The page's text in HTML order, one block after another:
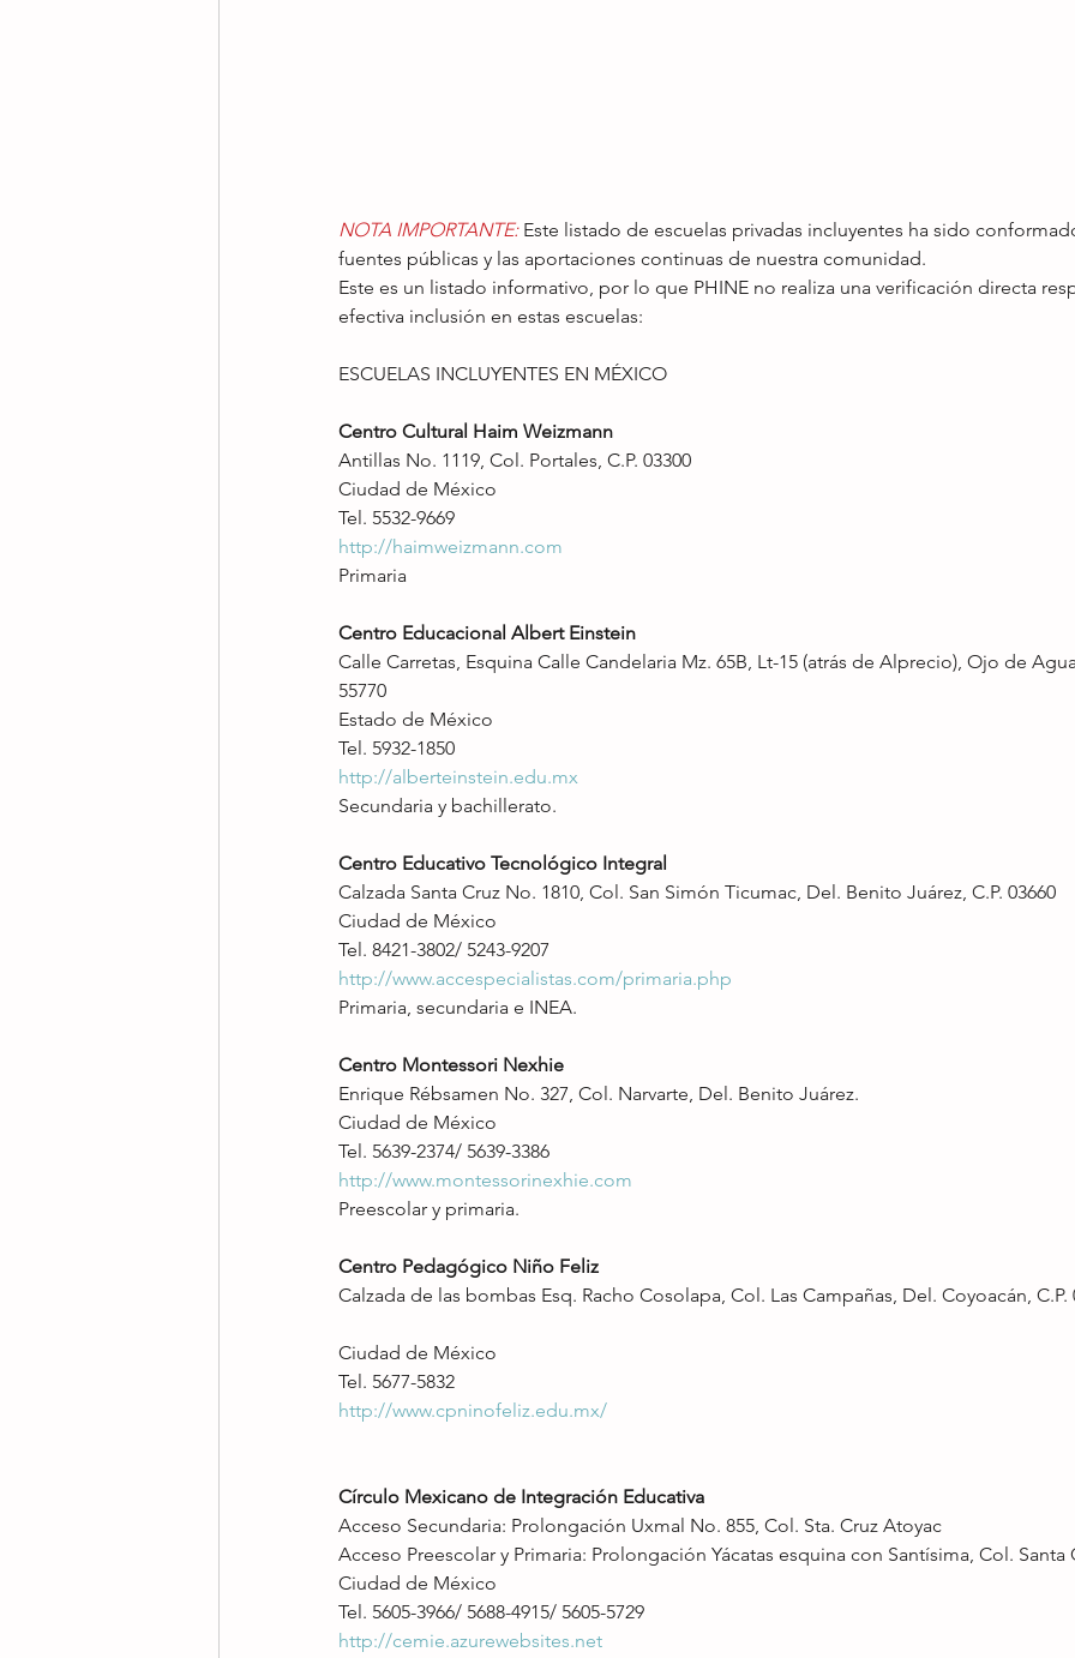
NOTA IMPORTANTE: Este listado de escuelas privadas incluyentes ha sido
fuentes públicas y las aportaciones continuas de nuestra comunidad.
Este es un listado informativo, por lo que PHINE no realiza una verificación directa
efectiva inclusión en estas escuelas:
ESCUELAS INCLUYENTES EN MÉXICO
Centro Cultural Haim Weizmann
Antillas No. 1119, Col. Portales, C.P. 03300
Ciudad de México
Tel. 5532-9669
http://haimweizmann.com
Primaria
Centro Educacional Albert Einstein
Calle Carretas, Esquina Calle Candelaria Mz. 65B, Lt-15 (atrás de Alprecio), Ojo de
55770
Estado de México
Tel. 5932-1850
http://alberteinstein.edu.mx
Secundaria y bachillerato.
Centro Educativo Tecnológico Integral
Calzada Santa Cruz No. 1810, Col. San Simón Ticumac, Del. Benito Juárez, C.P. 03660
Ciudad de México
Tel. 8421-3802/ 5243-9207
http://www.accespecialistas.com/primaria.php
Primaria, secundaria e INEA.
Centro Montessori Nexhie
Enrique Rébsamen No. 327, Col. Narvarte, Del. Benito Juárez.
Ciudad de México
Tel. 5639-2374/ 5639-3386
http://www.montessorinexhie.com
Preescolar y primaria.
Centro Pedagógico Niño Feliz
Calzada de las bombas Esq. Racho Cosolapa, Col. Las Campañas, Del. Coyoacán, C.P.
Ciudad de México
Tel. 5677-5832
http://www.cpninofeliz.edu.mx/
Círculo Mexicano de Integración Educativa
Acceso Secundaria: Prolongación Uxmal No. 855, Col. Sta. Cruz Atoyac
Acceso Preescolar y Primaria: Prolongación Yácatas esquina con Santísima, Col. Santa
Ciudad de México
Tel. 5605-3966/ 5688-4915/ 5605-5729
http://cemie.azurewebsites.net